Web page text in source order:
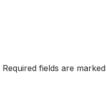
Required fields are marked